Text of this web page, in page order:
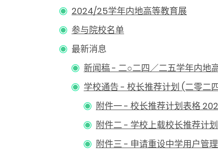
2024/25学年内地高等教育展
参与院校名单
最新消息
新闻稿 - 二○二四／二五学年内地
学校通告 - 校长推荐计划 (二零二
附件一 - 校长推荐计划表格
附件二 - 学校上载校长推荐计
附件三 - 申请重设中学用户管